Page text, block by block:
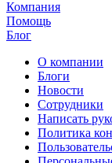
Компания
Помощь
Блог
О компании
Блоги
Новости
Сотрудники
Написать
Политика